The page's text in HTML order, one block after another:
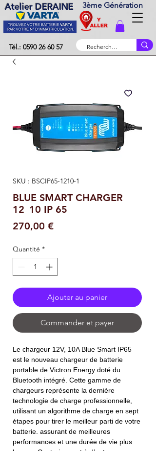
Atelier DERAINE 3ème Génération
Tél.: 0590 26 60 57
SKU : BSCIP65-1210-1
BLUE SMART CHARGER
12_10 IP 65
270,00 €Prix
Quantité *
Ajouter au panier
Commander et payer
Le chargeur 12V, 10A Blue Smart IP65
est le nouveau chargeur de batterie
portable de Victron Energy doté du
Bluetooth intégré. Cette gamme de
chargeurs représente la dernière
technologie de charge professionnelle,
utilisant un algorithme de charge en sept
étapes pour tirer le meilleur parti de votre
batterie. assurant de meilleures
performances et une durée de vie plus